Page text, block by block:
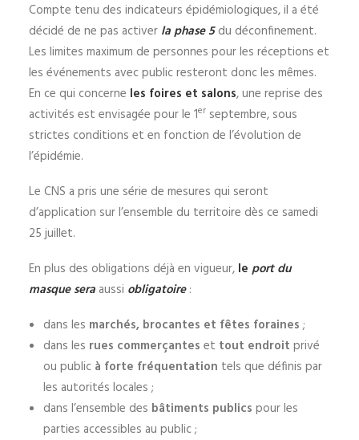
Compte tenu des indicateurs épidémiologiques, il a été
décidé de ne pas activer la phase 5du déconfinement.
Les limites maximum de personnes pour les réceptions et
les événements avec public resteront donc les mêmes.
En ce qui concerne les foires et salons, une reprise des
activités est envisagée pour le 1er septembre, sous
strictes conditions et en fonction de l’évolution de
l’épidémie.
Le CNS a pris une série de mesures qui seront
d’application sur l’ensemble du territoire dès ce samedi
25 juillet.
En plus des obligations déjà en vigueur, le port du
masque sera aussi obligatoire:
dans les marchés, brocantes et fêtes foraines;
dans les rues commerçantes et tout endroit privé
ou public à forte fréquentation tels que définis par
les autorités locales ;
dans l’ensemble des bâtiments publics pour les
parties accessibles au public ;